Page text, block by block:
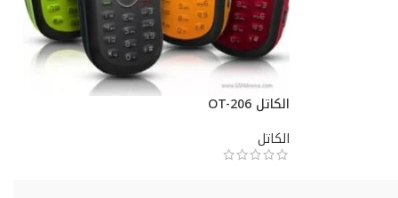
الكاتل OT-206
الكاتل